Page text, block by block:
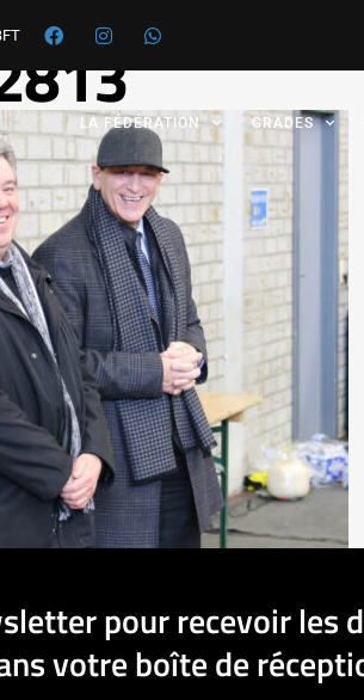
LA FÉDÉRATION GRADES
pour recevoir les
votre boîte de